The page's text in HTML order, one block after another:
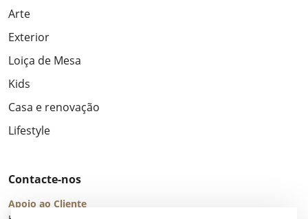
Arte
Exterior
Loiça de Mesa
Kids
Casa e renovação
Lifestyle
Contacte-nos
Apoio ao Cliente